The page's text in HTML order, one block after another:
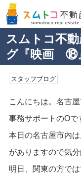
スムトコ不
グ『映画 ⑱
スタッフブログ
こんにちは。名古
事務サポートのOで
本日の名古屋市内
がありますので気
明日、関東の方で